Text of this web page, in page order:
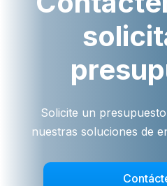
Solicite un
nuestras soluciones de